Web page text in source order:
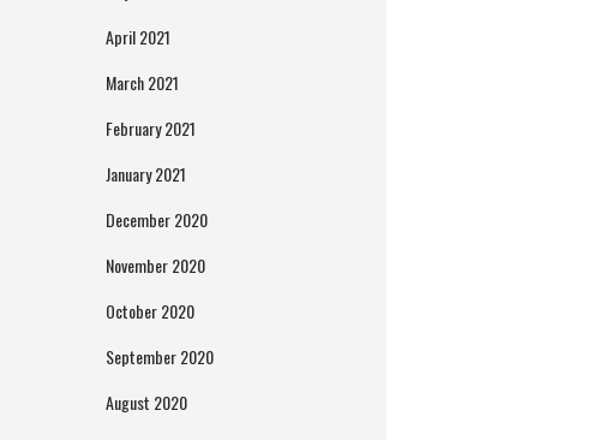
April 2021
March 2021
February 2021
January 2021
December 2020
November 2020
October 2020
September 2020
August 2020